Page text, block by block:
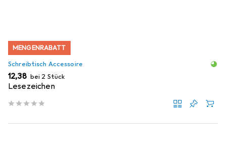
MENGENRABATT
Schreibtisch Accessoire
EUR
12,38 bei 2 Stück
Lesezeichen